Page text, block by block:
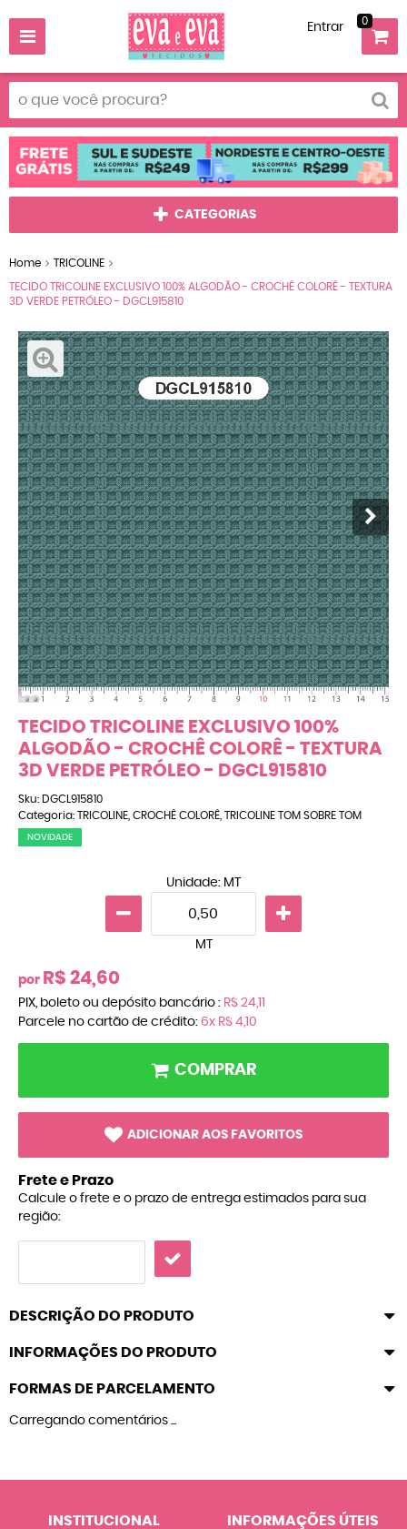
Entrar 0
CATEGORIAS
Home TRICOLINE
TECIDO TRICOLINE EXCLUSIVO 100% ALGODÃO - CROCHÊ COLORÊ - TEXTURA
3D VERDE PETRÓLEO - DGCL915810
TECIDO TRICOLINE EXCLUSIVO 100%
ALGODÃO - CROCHÊ COLORÊ - TEXTURA
3D VERDE PETRÓLEO - DGCL915810
Sku: DGCL915810
Categoria: TRICOLINE CROCHÊ COLORÊ TRICOLINE TOM SOBRE TOM
NOVIDADE
Unidade: MT
MT
por R$ 24,60
PIX, boleto ou depósito bancário : R$ 24,11
Parcele no cartão de crédito: 6x R$ 4,10
COMPRAR
ADICIONAR AOS FAVORITOS
Frete e Prazo
Calcule o frete e o prazo de entrega estimados para sua
região:
DESCRIÇÃO DO PRODUTO
INFORMAÇÕES DO PRODUTO
FORMAS DE PARCELAMENTO
Carregando comentários ...
INSTITUCIONAL INFORMAÇÕES ÚTEIS